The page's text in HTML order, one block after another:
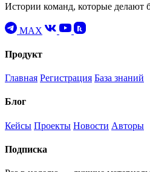
Истории команд, которые делают
MAX
Продукт
Главная Регистрация База знаний
Блог
Кейсы Проекты Новости Авторы
Подписка